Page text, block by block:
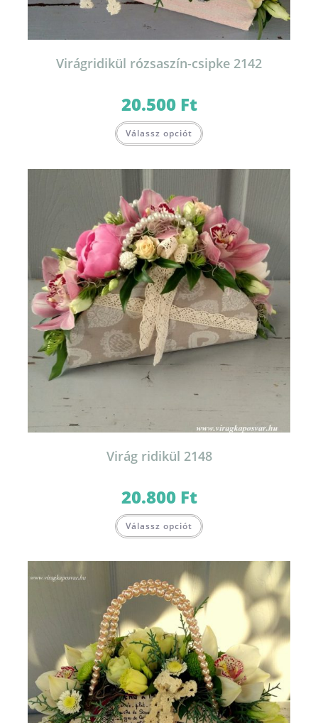
Virágridikül rózsaszín-csipke 2142
20.500 Ft
Válassz opciót
Virág ridikül 2148
20.800 Ft
Válassz opciót